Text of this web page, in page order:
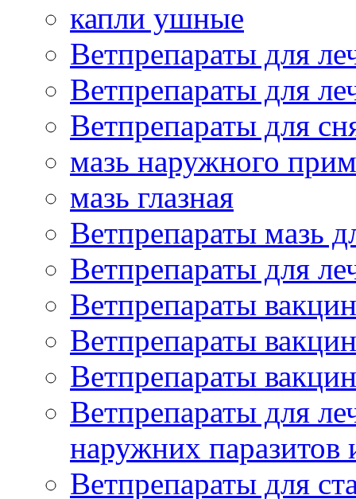
капли ушные
Ветпрепараты для
Ветпрепараты для
Ветпрепараты для
мазь наружного
мазь глазная
Ветпрепараты мазь
Ветпрепараты для
Ветпрепараты
Ветпрепараты
Ветпрепараты
Ветпрепараты для
наружних
Ветпрепараты для